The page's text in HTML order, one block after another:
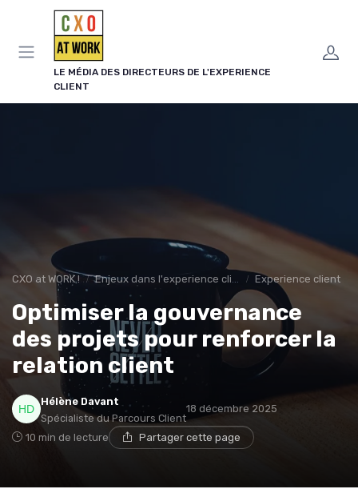
LE MÉDIA DES DIRECTEURS DE L'EXPERIENCE
CLIENT
CXO at WORK ! Enjeux dans l'experience client Experience client
Optimiser la gouvernance
des projets pour renforcer la
relation client
Hélène Davant
Spécialiste du Parcours Client
18 décembre 2025
10 min de lecture Partager cette page
Panneau de gestion des cookies